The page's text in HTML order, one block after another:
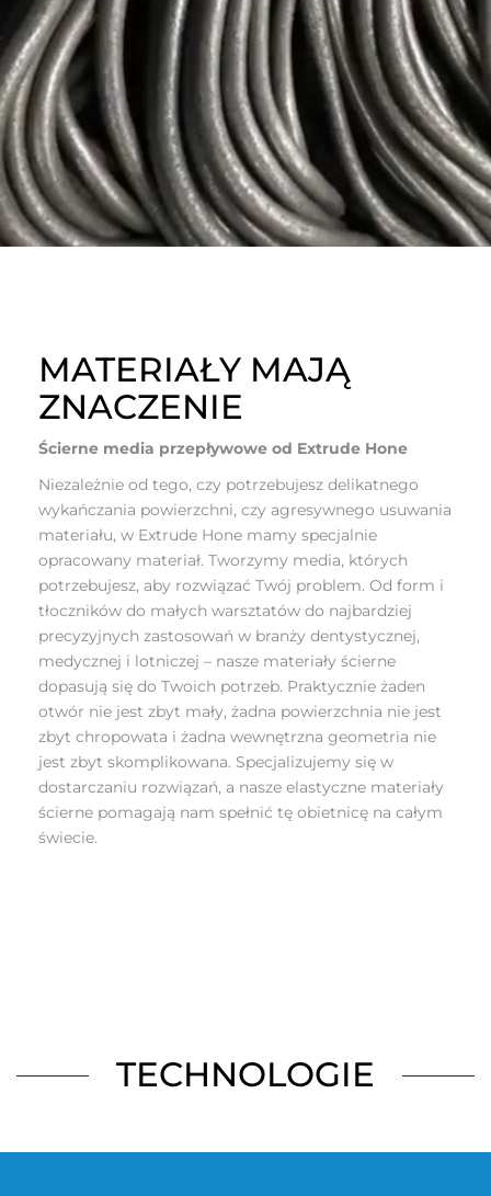
MATERIAŁY MAJĄ
ZNACZENIE
Ścierne media przepływowe od Extrude Hone
Niezależnie od tego, czy potrzebujesz delikatnego
wykańczania powierzchni, czy agresywnego usuwania
materiału, w Extrude Hone mamy specjalnie
opracowany materiał. Tworzymy media, których
potrzebujesz, aby rozwiązać Twój problem. Od form i
tłoczników do małych warsztatów do najbardziej
precyzyjnych zastosowań w branży dentystycznej,
medycznej i lotniczej – nasze materiały ścierne
dopasują się do Twoich potrzeb. Praktycznie żaden
otwór nie jest zbyt mały, żadna powierzchnia nie jest
zbyt chropowata i żadna wewnętrzna geometria nie
jest zbyt skomplikowana. Specjalizujemy się w
dostarczaniu rozwiązań, a nasze elastyczne materiały
ścierne pomagają nam spełnić tę obietnicę na całym
świecie.
TECHNOLOGIE